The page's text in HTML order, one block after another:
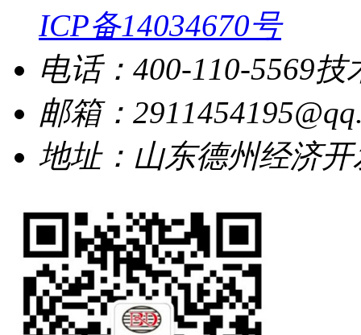
ICP备14034670号
电话：400-110-5569技
邮箱：
地址：山东德州经济